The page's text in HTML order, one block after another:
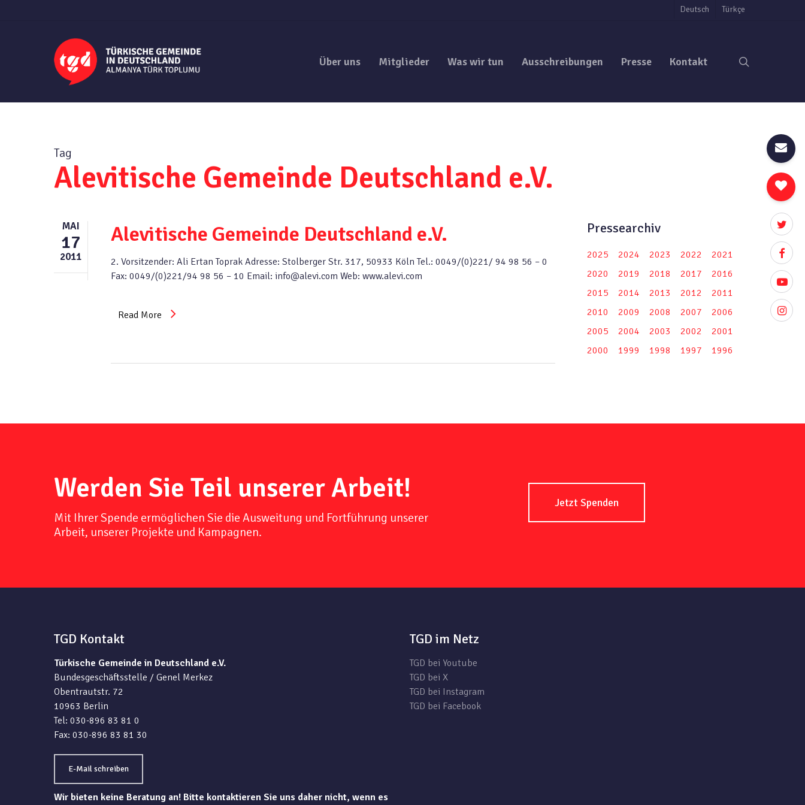
twitter
youtube
Deutsch Türkçe
Über uns Mitglieder Was wir tun Ausschreibungen Presse Kontakt
Tag
Alevitische Gemeinde Deutschland e.V.
MAI
17
2011
Alevitische Gemeinde Deutschland e.V.
2. Vorsitzender: Ali Ertan Toprak Adresse: Stolberger Str. 317, 50933 Köln Tel.: 0049/(0)221/ 94 98 56 – 0
Fax: 0049/(0)221/94 98 56 – 10 Email: info@alevi.com Web: www.alevi.com
Read More
Pressearchiv
2025 2024 2023 2022
2021
2020
2019 2018 2017
2016
2015
2014 2013 2012
2011
2010
2009 2008 2007
2006
2005
2004 2003 2002
2001
2000
1999 1998 1997 1996
Werden Sie Teil unserer Arbeit!
Mit Ihrer Spende ermöglichen Sie die Ausweitung und Fortführung unserer
Arbeit, unserer Projekte und Kampagnen.
Jetzt Spenden
TGD Kontakt
Türkische Gemeinde in Deutschland e.V.
Bundesgeschäftsstelle / Genel Merkez
Obentrautstr. 72
10963 Berlin
Tel: 030-896 83 81 0
Fax: 030-896 83 81 30
E-Mail schreiben
Wir bieten keine Beratung an! Bitte kontaktieren Sie uns daher nicht, wenn es
TGD im Netz
TGD bei Youtube
TGD bei X
TGD bei Instagram
TGD bei Facebook